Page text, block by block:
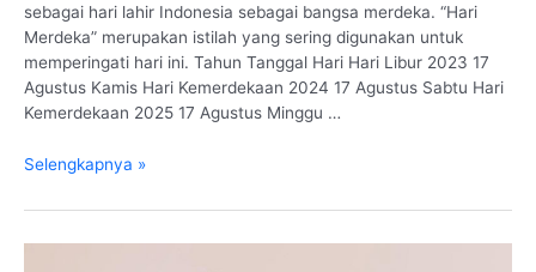
sebagai hari lahir Indonesia sebagai bangsa merdeka. “Hari
Merdeka” merupakan istilah yang sering digunakan untuk
memperingati hari ini. Tahun Tanggal Hari Hari Libur 2023 17
Agustus Kamis Hari Kemerdekaan 2024 17 Agustus Sabtu Hari
Kemerdekaan 2025 17 Agustus Minggu …
Hari
2023,
Selengkapnya »